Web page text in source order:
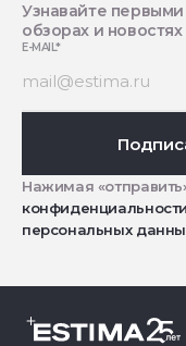
Узнавайте первыми
обзорах и
E-MAIL*
Нажимая
конфиденциальности
персональных